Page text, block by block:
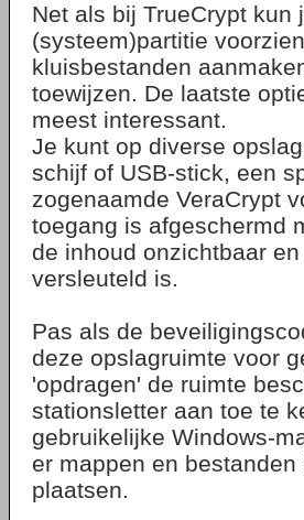
Net als bij TrueCrypt
(systeem)partitie
kluisbestanden
toewijzen. De laatste
meest interessant.
Je kunt op diverse
schijf of USB-stick, een
zogenaamde VeraCrypt
toegang is afgeschermd
de inhoud onzichtbaar
versleuteld is.
Pas als de
deze opslagruimte voor
'opdragen' de ruimte
stationsletter aan toe te
gebruikelijke Windows-
er mappen en bestanden
plaatsen.